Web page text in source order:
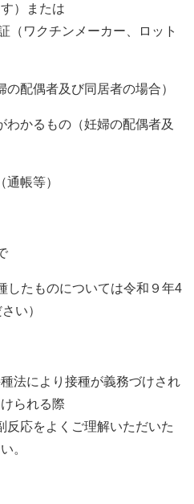
）または
ワクチンメーカー、ロット
偶者及び同居者の場合）
るもの（妊婦の配偶者及
帳等）
たものについては令和９年4
い）
法により接種が義務づけされ
られる際
応をよくご理解いただいた
。